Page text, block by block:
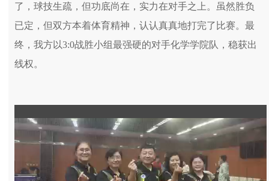
了，球技生疏，但功底尚在，实力在对手之上。虽然胜负
已定，但双方本着体育精神，认认真真地打完了比赛。最
终，我方以3:0战胜小组最强硬的对手化学学院队，稳获出
线权。